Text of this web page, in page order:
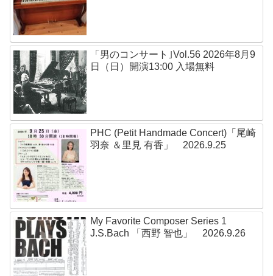
「男のコンサート｣Vol.56 2026年8月9
日（日）開演13:00 入場無料
PHC (Petit Handmade Concert)「尾崎
羽奈 ＆里見 有香」 2026.9.25
My Favorite Composer Series 1
J.S.Bach 「西野 智也」 2026.9.26